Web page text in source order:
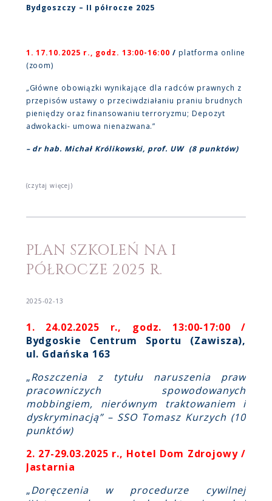
Bydgoszczy – II półrocze 2025
1. 17.10.2025 r., godz. 13:00-16:00 /platforma online
(zoom)
„Główne obowiązki wynikające dla radców prawnych z
przepisów ustawy o przeciwdziałaniu praniu brudnych
pieniędzy oraz finansowaniu terroryzmu; Depozyt
adwokacki- umowa nienazwana.”
– dr hab. Michał Królikowski, prof. UW (8 punktów)
(czytaj więcej)
PLAN SZKOLEŃ NA I
PÓŁROCZE 2025 R.
2025-02-13
1. 24.02.2025 r., godz. 13:00-17:00 /
Bydgoskie Centrum Sportu (Zawisza),
ul. Gdańska 163
„Roszczenia z tytułu naruszenia praw
pracowniczych spowodowanych
mobbingiem, nierównym traktowaniem i
dyskryminacją” – SSO Tomasz Kurzych (10
punktów)
2. 27-29.03.2025 r., Hotel Dom Zdrojowy /
Jastarnia
„Doręczenia w procedurze cywilnej